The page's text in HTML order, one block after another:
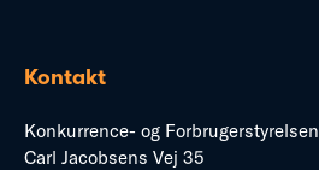
Kontakt
Konkurrence- og Forbrugerstyrelsen
Carl Jacobsens Vej 35